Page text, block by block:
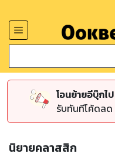
โอนย้ายอีบุ๊กไ
รับทันทีโค้ดลด
นิยายคลาสสิก